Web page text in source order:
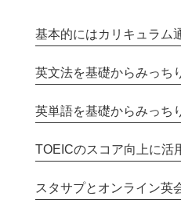
基本的にはカリキュラム
英文法を基礎からみっち
英単語を基礎からみっち
TOEICのスコア向上に活
スタサプとオンライン英